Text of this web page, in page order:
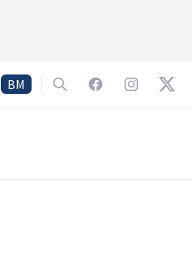
BM SearchFacebookInstagram